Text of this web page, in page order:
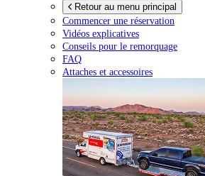
Retour au menu principal
Commencer une réservation
Vidéos explicatives
Conseils pour le remorquage
FAQ
Attaches et accessoires